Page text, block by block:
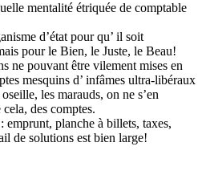
mentalité étriquée de comptable
d’état pour qu’ il soit
pour le Bien, le Juste, le Beau!
ne pouvant être vilement mises en
mesquins d’ infâmes ultra-libéraux
les marauds, on ne s’en
des comptes.
emprunt, planche à billets, taxes,
de solutions est bien large!